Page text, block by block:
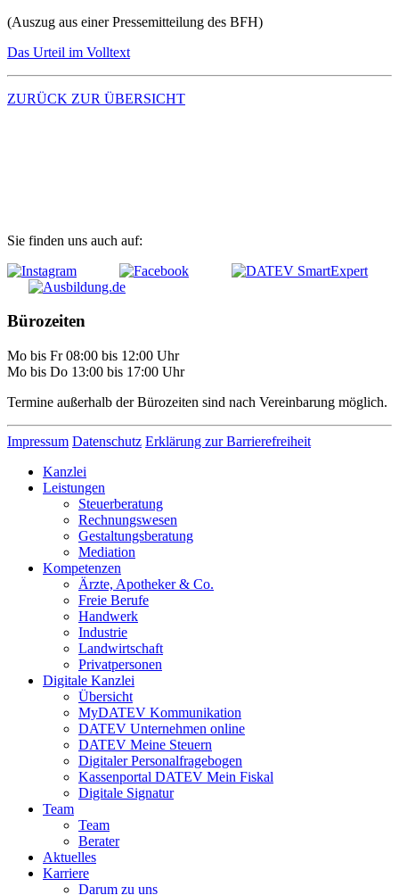
(Auszug aus einer Pressemitteilung des BFH)
Das Urteil im Volltext
ZURÜCK ZUR ÜBERSICHT
Sie finden uns auch auf:
Bürozeiten
Mo bis Fr 08:00 bis 12:00 Uhr
Mo bis Do 13:00 bis 17:00 Uhr
Termine außerhalb der Bürozeiten sind nach Vereinbarung möglich.
Impressum Datenschutz Erklärung zur Barrierefreiheit
Kanzlei
Leistungen
Steuerberatung
Rechnungswesen
Gestaltungsberatung
Mediation
Kompetenzen
Ärzte, Apotheker & Co.
Freie Berufe
Handwerk
Industrie
Landwirtschaft
Privatpersonen
Digitale Kanzlei
Übersicht
MyDATEV Kommunikation
DATEV Unternehmen online
DATEV Meine Steuern
Digitaler Personalfragebogen
Kassenportal DATEV Mein Fiskal
Digitale Signatur
Team
Team
Berater
Aktuelles
Karriere
Darum zu uns